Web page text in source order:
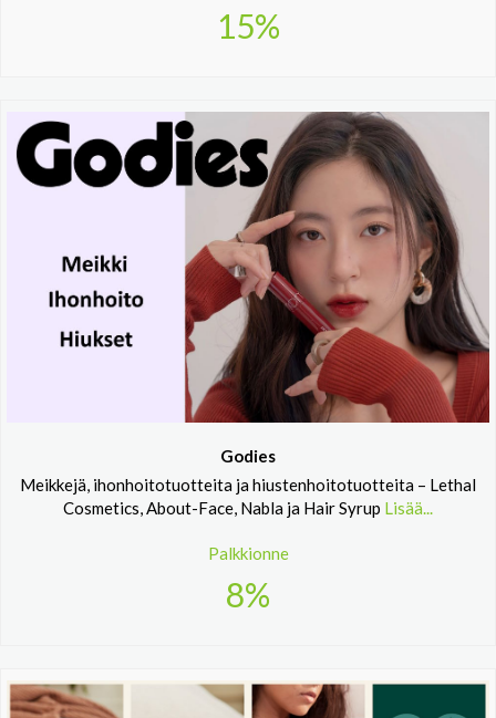
15%
Godies
Meikkejä, ihonhoitotuotteita ja hiustenhoitotuotteita – Lethal
Cosmetics, About-Face, Nabla ja Hair Syrup Lisää...
Palkkionne
8%